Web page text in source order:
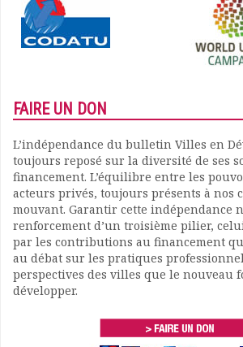
FAIRE UN DON
L’indépendance du bulletin Villes en
toujours reposé sur la diversité de ses
financement. L’équilibre entre les
acteurs privés, toujours présents à nos
mouvant. Garantir cette indépendance
renforcement d’un troisième pilier,
par les contributions au financement
au débat sur les pratiques
perspectives des villes que le nouveau
développer.